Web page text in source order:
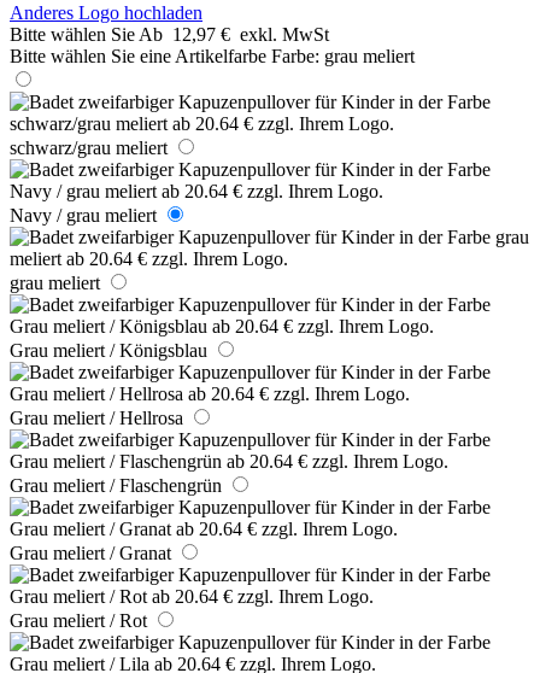
Anderes Logo hochladen
Bitte wählen Sie Ab 12,97 € exkl. MwSt
Bitte wählen Sie eine Artikelfarbe Farbe: grau meliert
schwarz/grau meliert
Navy / grau meliert
grau meliert
Grau meliert / Königsblau
Grau meliert / Hellrosa
Grau meliert / Flaschengrün
Grau meliert / Granat
Grau meliert / Rot